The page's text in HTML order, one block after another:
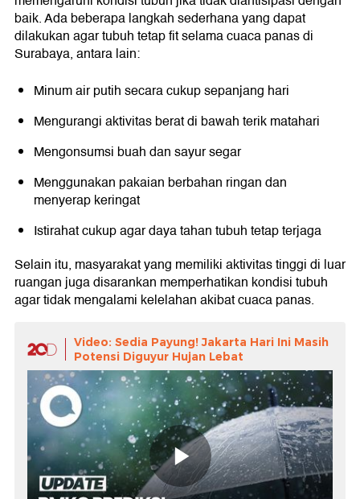
baik. Ada beberapa langkah sederhana yang dapat
dilakukan agar tubuh tetap fit selama cuaca panas di
Surabaya, antara lain:
Minum air putih secara cukup sepanjang hari
Mengurangi aktivitas berat di bawah terik matahari
Mengonsumsi buah dan sayur segar
Menggunakan pakaian berbahan ringan dan
menyerap keringat
Istirahat cukup agar daya tahan tubuh tetap terjaga
Selain itu, masyarakat yang memiliki aktivitas tinggi di luar
ruangan juga disarankan memperhatikan kondisi tubuh
agar tidak mengalami kelelahan akibat cuaca panas.
Video: Sedia Payung! Jakarta Hari Ini Masih
Potensi Diguyur Hujan Lebat